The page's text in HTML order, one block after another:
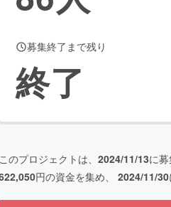
募集終了まで残り
終了
このプロジェクトは、 2024/11/13に募
円の資金を集め、 2024/11/30